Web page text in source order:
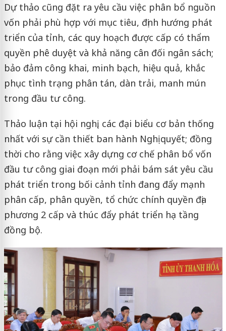
Dự thảo cũng đặt ra yêu cầu việc phân bổ nguồn
vốn phải phù hợp với mục tiêu, định hướng phát
triển của tỉnh, các quy hoạch được cấp có thẩm
quyền phê duyệt và khả năng cân đối ngân sách;
bảo đảm công khai, minh bạch, hiệu quả, khắc
phục tình trạng phân tán, dàn trải, manh mún
trong đầu tư công.
Thảo luận tại hội nghị, các đại biểu cơ bản thống
nhất với sự cần thiết ban hành Nghị quyết; đồng
thời cho rằng việc xây dựng cơ chế phân bổ vốn
đầu tư công giai đoạn mới phải bám sát yêu cầu
phát triển trong bối cảnh tỉnh đang đẩy mạnh
phân cấp, phân quyền, tổ chức chính quyền địa
phương 2 cấp và thúc đẩy phát triển hạ tầng
đồng bộ.